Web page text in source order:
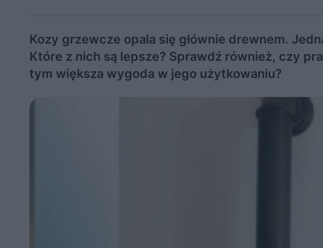
Kozy grzewcze opala się głównie drewnem.
Które z nich są lepsze? Sprawdź również, czy
tym większa wygoda w jego użytkowaniu?